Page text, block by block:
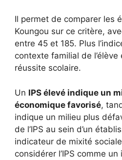
Il permet de comparer les
Koungou sur ce critère,
entre 45 et 185. Plus
contexte familial de
réussite scolaire.
Un IPS élevé indique un
économique favorisé,
indique un milieu plus
de l’IPS au sein d’un
indicateur de mixité
considérer l’IPS comme